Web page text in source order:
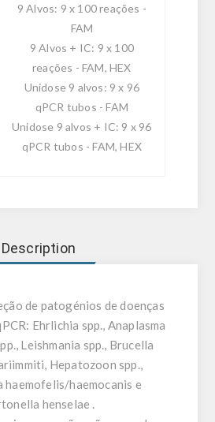
9 Alvos: 9 x 100 reações -
FAM
9 Alvos + IC: 9 x 100
reações - FAM, HEX
Unidose 9 alvos: 9 x 96
qPCR tubos - FAM
Unidose 9 alvos + IC: 9 x 96
qPCR tubos - FAM, HEX
Description
de patogénios de doenças
Ehrlichia spp., Anaplasma
Leishmania spp., Brucella
Hepatozoon spp.,
haemofelis/haemocanis e
henselae .